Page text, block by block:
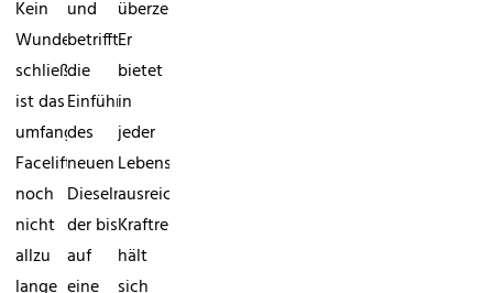
Kein
Wunder,
schließlich
ist das
umfangreiche
Facelift
noch
nicht
allzu
lange
und
betrifft
die
Einführung
des
neuen
Dieselmotors,
der bis
auf
eine
überzeugen.
Er
bietet
in
jeder
Lebenslage
ausreichende
Kraftreserven,
hält
sich